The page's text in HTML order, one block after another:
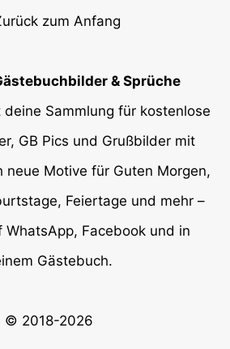
zum Anfang
& Sprüche
deine Sammlung für kostenlose
GB Pics und Grußbilder mit
neue Motive für Guten Morgen,
Feiertage und mehr –
WhatsApp, Facebook und in
Gästebuch.
© 2018-2026